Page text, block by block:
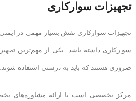
تجهیزات سوارکاری
تجهیزات سوارکاری نقش بسیار مهمی در ایمنی
سوارکاری داشته باشد. یکی از مهم‌ترین
ضروری هستند که باید به درستی استفاده شوند.
مرکز تخصصی اسب با ارائه مشاوره‌های